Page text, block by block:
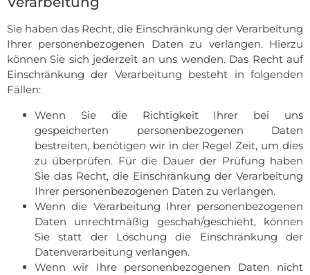
Sie haben das Recht, die Einschränkung der Verarbeitung
Ihrer personenbezogenen Daten zu verlangen. Hierzu
können Sie sich jederzeit an uns wenden. Das Recht auf
Einschränkung der Verarbeitung besteht in folgenden
Fällen:
Wenn Sie die Richtigkeit Ihrer bei uns
gespeicherten personenbezogenen Daten
bestreiten, benötigen wir in der Regel Zeit, um dies
zu überprüfen. Für die Dauer der Prüfung haben
Sie das Recht, die Einschränkung der Verarbeitung
Ihrer personenbezogenen Daten zu verlangen.
Wenn die Verarbeitung Ihrer personenbezogenen
Daten unrechtmäßig geschah/geschieht, können
Sie statt der Löschung die Einschränkung der
Datenverarbeitung verlangen.
Wenn wir Ihre personenbezogenen Daten nicht